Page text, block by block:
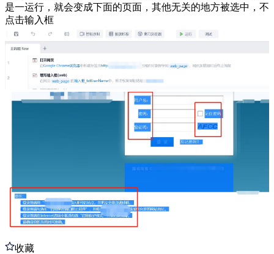
是一运行，就会变成下面的页面，其他无关的地方被选中，不
点击输入框
收藏